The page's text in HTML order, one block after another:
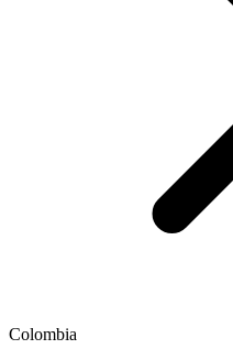
Colombia